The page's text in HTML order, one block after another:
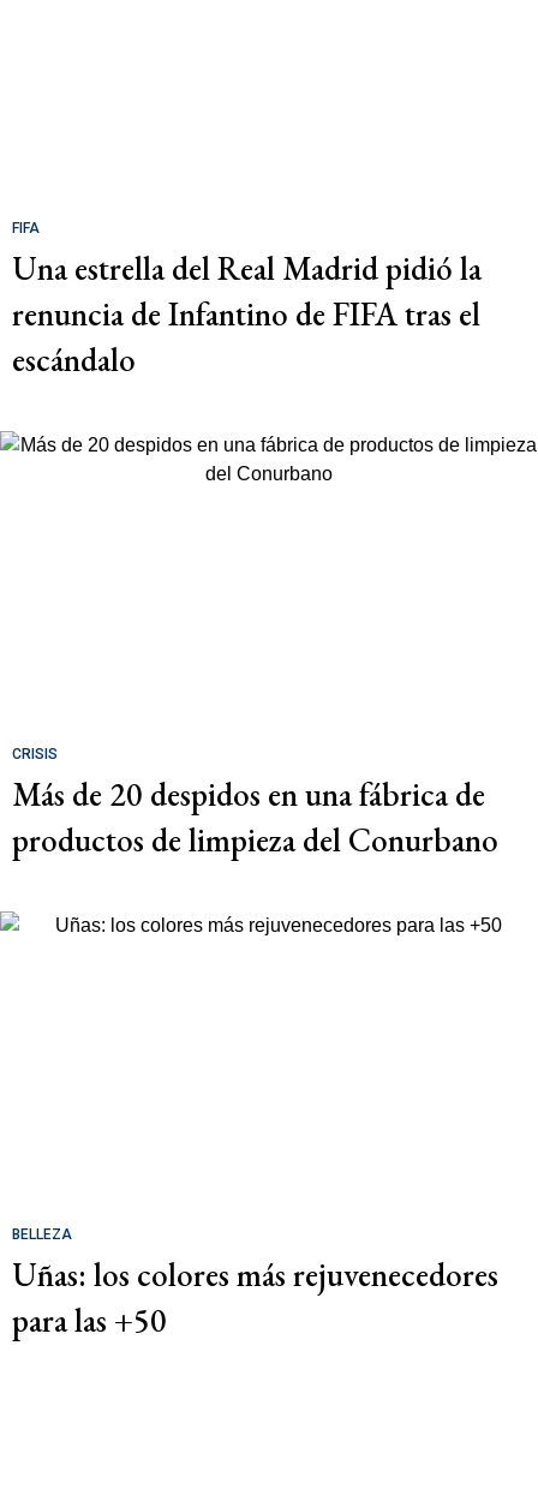
FIFA
Una estrella del Real Madrid pidió la
renuncia de Infantino de FIFA tras el
escándalo
CRISIS
Más de 20 despidos en una fábrica de
productos de limpieza del Conurbano
BELLEZA
Uñas: los colores más rejuvenecedores
para las +50